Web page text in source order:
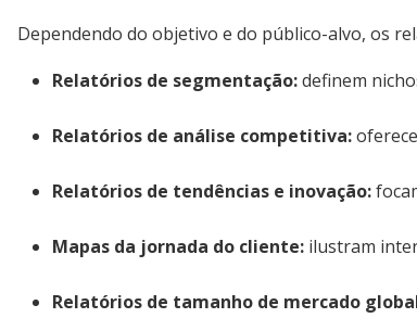
Dependendo do objetivo e do público-alvo, os
Relatórios de segmentação:definem
Relatórios de análise competitiva:
Relatórios de tendências e inovação:
Mapas da jornada do cliente: ilustram
Relatórios de tamanho de mercado